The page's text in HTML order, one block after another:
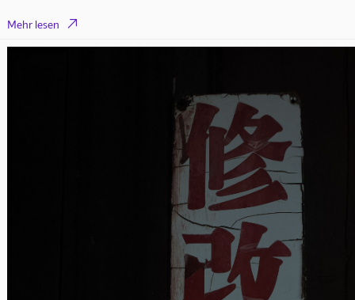
Mehr lesen 